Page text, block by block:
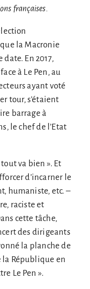
françaises.
la Macronie
En 2017,
à Le Pen, au
ayant voté
tour, s’étaient
barrage à
le chef de l’Etat
va bien ». Et
d’incarner le
humaniste, etc. –
raciste et
cette tâche,
des dirigeants
la planche de
la République en
Le Pen ».